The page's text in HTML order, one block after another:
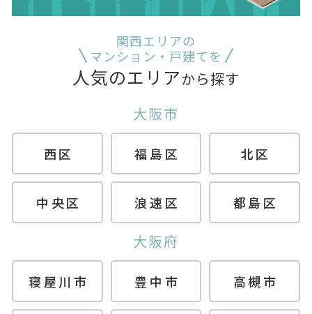
関西エリアの
マンション・戸建てを
人気のエリアから探す
大阪市
西区 福島区 北区
中央区 浪速区 都島区
大阪府
寝屋川市 豊中市 高槻市